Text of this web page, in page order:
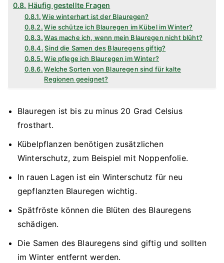
Häufig gestellte Fragen
Wie winterhart ist der Blauregen?
Wie schütze ich Blauregen im Kübel im Winter?
Was mache ich, wenn mein Blauregen nicht blüht?
Sind die Samen des Blauregens giftig?
Wie pflege ich Blauregen im Winter?
Welche Sorten von Blauregen sind für kalte
Regionen geeignet?
Blauregen ist bis zu minus 20 Grad Celsius
frosthart.
Kübelpflanzen benötigen zusätzlichen
Winterschutz, zum Beispiel mit Noppenfolie.
In rauen Lagen ist ein Winterschutz für neu
gepflanzten Blauregen wichtig.
Spätfröste können die Blüten des Blauregens
schädigen.
Die Samen des Blauregens sind giftig und sollten
im Winter entfernt werden.